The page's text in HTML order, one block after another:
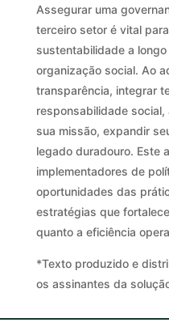
Assegurar uma
terceiro setor é vital
sustentabilidade a
organização social. Ao
transparência, integrar
responsabilidade
sua missão, expandir
legado duradouro. Este
implementadores de
oportunidades das
estratégias que
quanto a eficiência
*Texto produzido e
os assinantes da